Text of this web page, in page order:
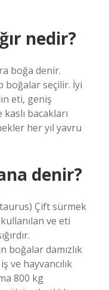
nedir?
boğa denir.
boğalar seçilir. İyi
eti, geniş
bacakları
her yıl yavru
denir?
Çift sürmek
ve eti
boğalar damızlık
ve hayvancılık
800 kg